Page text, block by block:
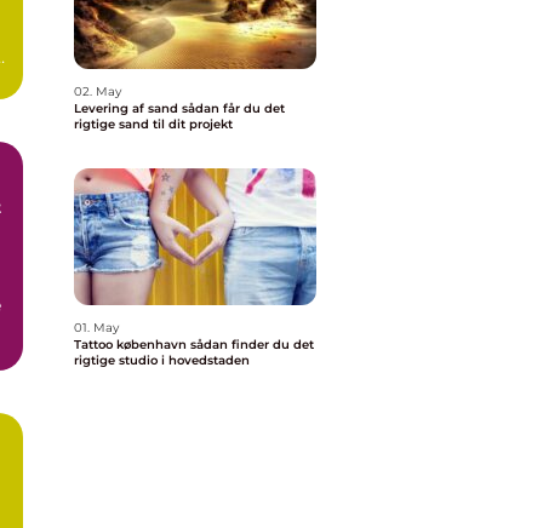
02. May
Levering af sand sådan får du det
rigtige sand til dit projekt
01. May
Tattoo københavn sådan finder du det
rigtige studio i hovedstaden